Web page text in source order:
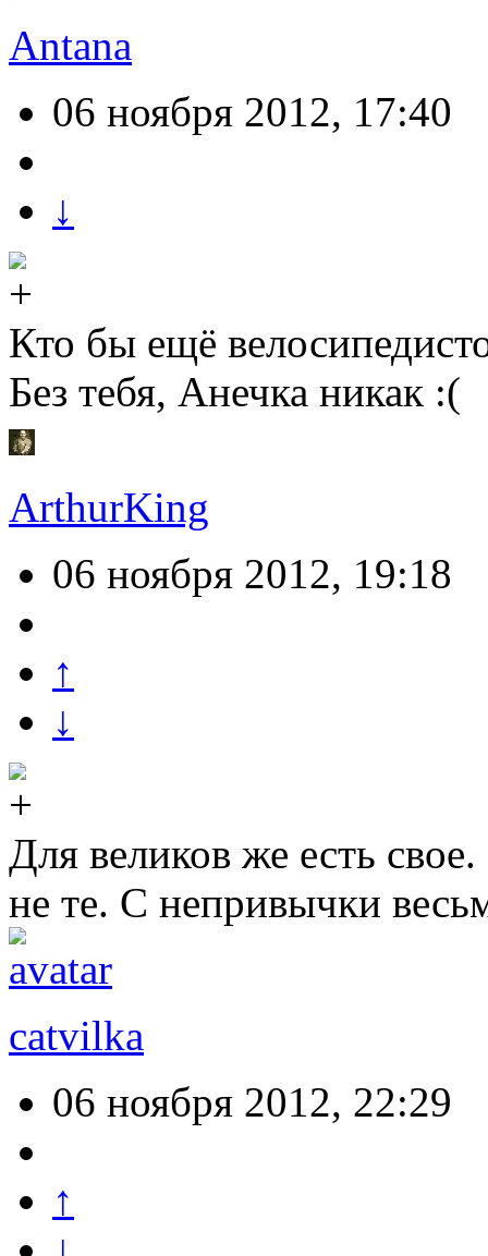
Antana
06 ноября 2012, 17:40
↓
Кто бы ещё
Без тебя, Анечка никак :(
ArthurKing
06 ноября 2012, 19:18
↑
↓
Для великов же есть
не те. С непривычки
catvilka
06 ноября 2012, 22:29
↑